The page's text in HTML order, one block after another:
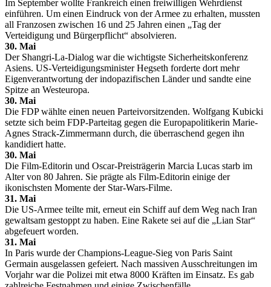
Im September wollte Frankreich einen freiwilligen Wehrdienst
einführen. Um einen Eindruck von der Armee zu erhalten, mussten
all Franzosen zwischen 16 und 25 Jahren einen „Tag der
Verteidigung und Bürgerpflicht“ absolvieren.
30. Mai
Der Shangri-La-Dialog war die wichtigste Sicherheitskonferenz
Asiens. US-Verteidigungsminister Hegseth forderte dort mehr
Eigenverantwortung der indopazifischen Länder und sandte eine
Spitze an Westeuropa.
30. Mai
Die FDP wählte einen neuen Parteivorsitzenden. Wolfgang Kubicki
setzte sich beim FDP-Parteitag gegen die Europapolitikerin Marie-
Agnes Strack-Zimmermann durch, die überraschend gegen ihn
kandidiert hatte.
30. Mai
Die Film-Editorin und Oscar-Preisträgerin Marcia Lucas starb im
Alter von 80 Jahren. Sie prägte als Film-Editorin einige der
ikonischsten Momente der Star-Wars-Filme.
31. Mai
Die US-Armee teilte mit, erneut ein Schiff auf dem Weg nach Iran
gewaltsam gestoppt zu haben. Eine Rakete sei auf die „Lian Star“
abgefeuert worden.
31. Mai
In Paris wurde der Champions-League-Sieg von Paris Saint
Germain ausgelassen gefeiert. Nach massiven Ausschreitungen im
Vorjahr war die Polizei mit etwa 8000 Kräften im Einsatz. Es gab